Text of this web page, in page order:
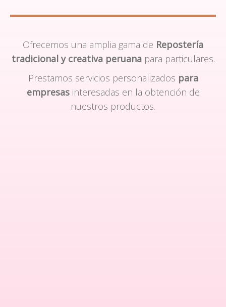
Ofrecemos una amplia gama de Repostería
tradicional y creativa peruanapara particulares.
Prestamos servicios personalizados para
empresasinteresadas en la obtención de
nuestros productos.